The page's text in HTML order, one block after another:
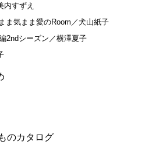
内すずえ
ま気まま愛のRoom／犬山紙子
2ndシーズン／横澤夏子
のカタログ